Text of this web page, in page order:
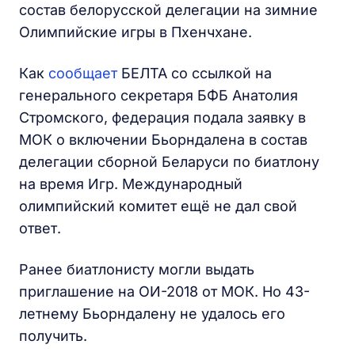
состав белорусской делегации на зимние
Олимпийские игры в Пхенчхане.
Как сообщаетБЕЛТА со ссылкой на
генерального секретаря БФБ Анатолия
Стромского, федерация подала заявку в
МОК о включении Бьорндалена в состав
делегации сборной Беларуси по биатлону
на время Игр. Международный
олимпийский комитет ещё не дал свой
ответ.
Ранее биатлонисту могли выдать
приглашение на ОИ-2018 от МОК. Но 43-
летнему Бьорндалену не удалось его
получить.